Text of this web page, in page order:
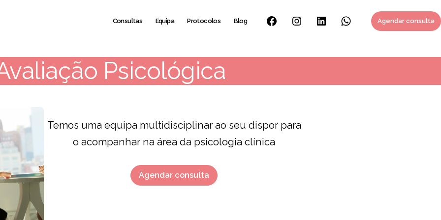
Consultas Equipa Protocolos
Blog
Agendar consulta
Psicológica
Temos uma equipa multidisciplinar ao seu dispor para
o acompanhar na área da psicologia clínica
Agendar consulta